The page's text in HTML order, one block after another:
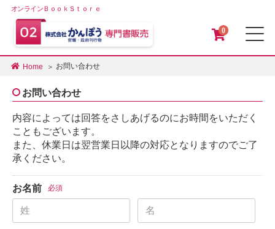
オンラインＢｏｏｋＳｔｏｒｅ
0
Home お問い合わせ
お問い合わせ
内容によっては回答をさしあげるのにお時間をいただく
こともございます。
また、休業日は翌営業日以降の対応となりますのでご了
承ください。
お名前 必須